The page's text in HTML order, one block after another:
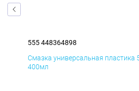
555 448364898
Смазка универсальная пластика
400мл